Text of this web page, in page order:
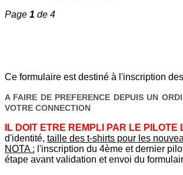
Page 1 de 4
Ce formulaire est destiné à l'inscription
A FAIRE DE PREFERENCE DEPUIS UN
VOTRE CONNECTION
IL DOIT ETRE REMPLI PAR LE PILOTE
d'identité, taille des t-shirts pour les
NOTA : l'inscription du 4ème et dernier
étape avant validation et envoi du